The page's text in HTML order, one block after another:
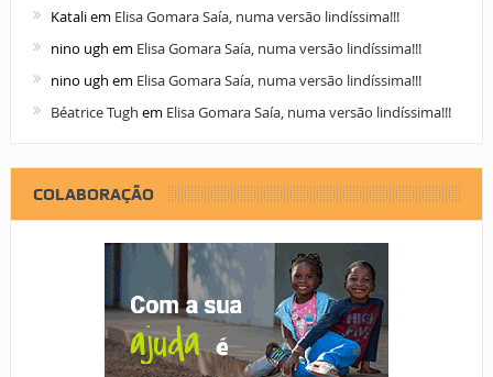
Kataliem Elisa Gomara Saía, numa versão lindíssima!!!
nino ugh em Elisa Gomara Saía, numa versão lindíssima!!!
nino ugh em Elisa Gomara Saía, numa versão lindíssima!!!
Béatrice Tugh em Elisa Gomara Saía, numa versão lindíssima!!!
COLABORAÇÃO